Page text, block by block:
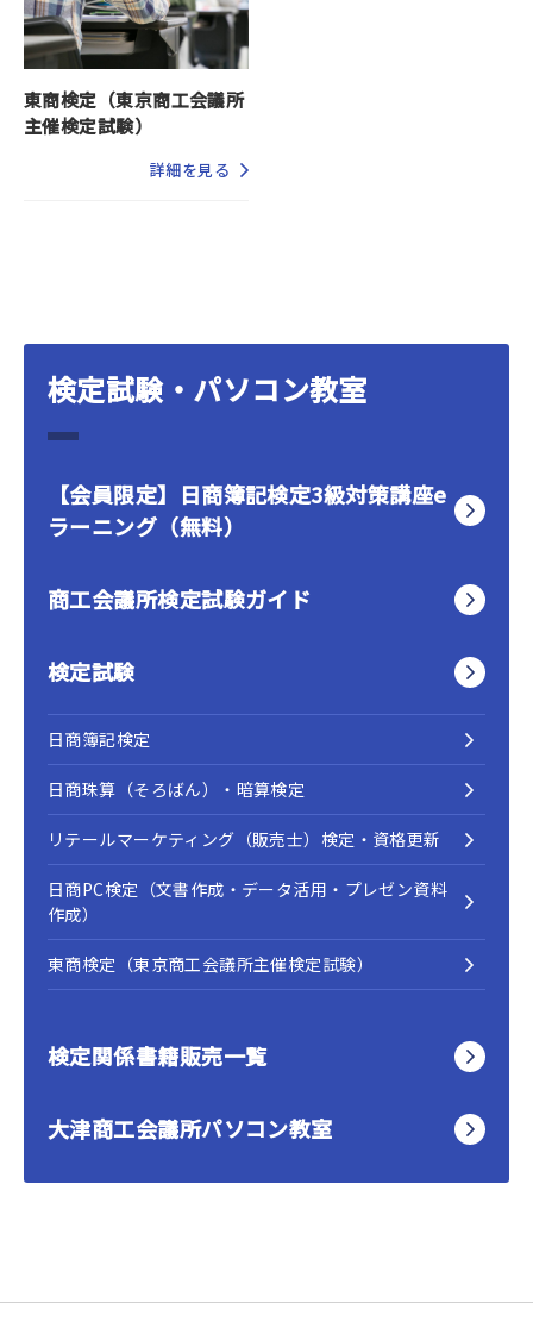
東商検定（東京商工会議所
主催検定試験）
詳細を見る
検定試験・パソコン教室
【会員限定】日商簿記検定3級対策講座e
ラーニング（無料）
商工会議所検定試験ガイド
検定試験
日商簿記検定
日商珠算（そろばん）・暗算検定
リテールマーケティング（販売士）検定・資格更新
日商PC検定（文書作成・データ活用・プレゼン資料
作成）
東商検定（東京商工会議所主催検定試験）
検定関係書籍販売一覧
大津商工会議所パソコン教室